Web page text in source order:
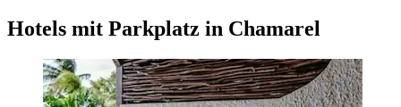
Hotels mit Parkplatz in Chamarel